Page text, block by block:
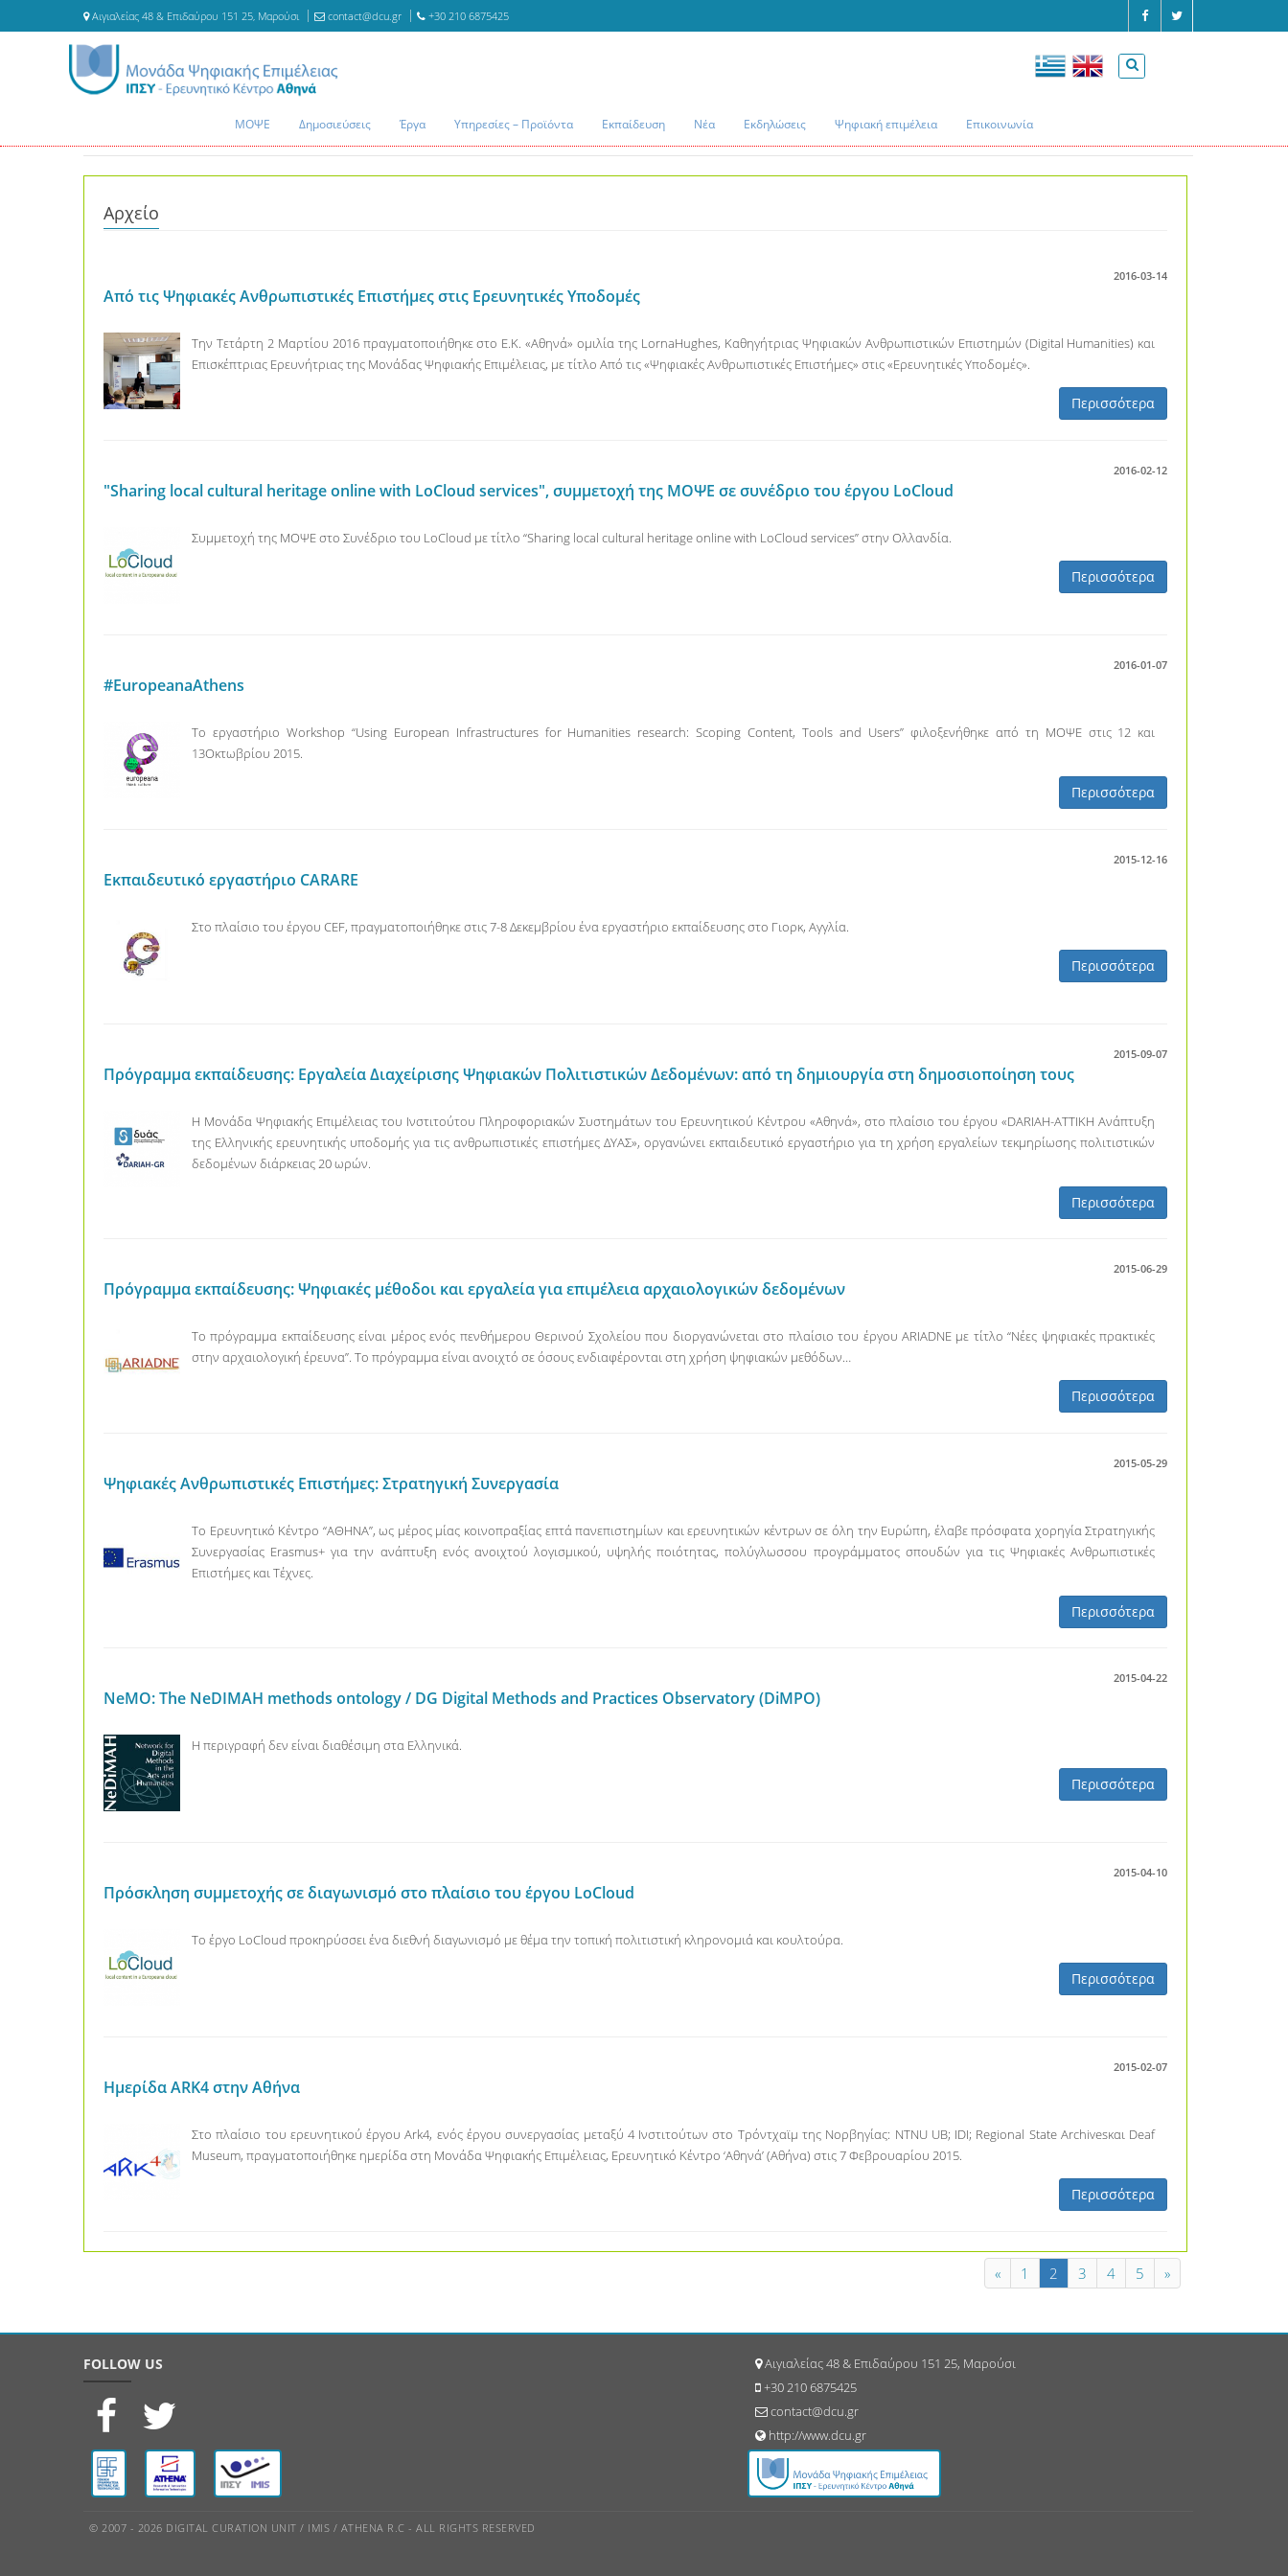
Αιγιαλείας 48 & Επιδαύρου 151 25, Μαρούσι contact@dcu.gr +30 210 6875425
ΜΟΨΕ Δημοσιεύσεις Έργα Υπηρεσίες – Προϊόντα Εκπαίδευση Νέα Εκδηλώσεις Ψηφιακή επιμέλεια Επικοινωνία
Αρχείο
2016-03-14
Από τις Ψηφιακές Ανθρωπιστικές Επιστήμες στις Ερευνητικές Υποδομές
Την Τετάρτη 2 Μαρτίου 2016 πραγματοποιήθηκε στο Ε.Κ. «Αθηνά» ομιλία της LornaHughes, Καθηγήτριας Ψηφιακών Ανθρωπιστικών Επιστημών (Digital Humanities) και
Επισκέπτριας Ερευνήτριας της Μονάδας Ψηφιακής Επιμέλειας, με τίτλο Από τις «Ψηφιακές Ανθρωπιστικές Επιστήμες» στις «Ερευνητικές Υποδομές».
Περισσότερα
2016-02-12
"Sharing local cultural heritage online with LoCloud services", συμμετοχή της ΜΟΨΕ σε συνέδριο του έργου LoCloud
Συμμετοχή της ΜΟΨΕ στο Συνέδριο του LoCloud με τίτλο “Sharing local cultural heritage online with LoCloud services” στην Ολλανδία.
Περισσότερα
2016-01-07
#EuropeanaAthens
Το εργαστήριο Workshop “Using European Infrastructures for Humanities research: Scoping Content, Tools and Users” φιλοξενήθηκε από τη ΜΟΨΕ στις 12 και
13Οκτωβρίου 2015.
Περισσότερα
2015-12-16
Εκπαιδευτικό εργαστήριο CARARE
Στο πλαίσιο του έργου CEF, πραγματοποιήθηκε στις 7-8 Δεκεμβρίου ένα εργαστήριο εκπαίδευσης στο Γιορκ, Αγγλία.
Περισσότερα
2015-09-07
Πρόγραμμα εκπαίδευσης: Εργαλεία Διαχείρισης Ψηφιακών Πολιτιστικών Δεδομένων: από τη δημιουργία στη δημοσιοποίηση τους
Η Μονάδα Ψηφιακής Επιμέλειας του Ινστιτούτου Πληροφοριακών Συστημάτων του Ερευνητικού Κέντρου «Αθηνά», στο πλαίσιο του έργου «DARIAH-ATTIKH Ανάπτυξη
της Ελληνικής ερευνητικής υποδομής για τις ανθρωπιστικές επιστήμες ΔΥΑΣ», οργανώνει εκπαιδευτικό εργαστήριο για τη χρήση εργαλείων τεκμηρίωσης πολιτιστικών
δεδομένων διάρκειας 20 ωρών.
Περισσότερα
2015-06-29
Πρόγραμμα εκπαίδευσης: Ψηφιακές μέθοδοι και εργαλεία για επιμέλεια αρχαιολογικών δεδομένων
Το πρόγραμμα εκπαίδευσης είναι μέρος ενός πενθήμερου Θερινού Σχολείου που διοργανώνεται στο πλαίσιο του έργου ARIADNE με τίτλο “Νέες ψηφιακές πρακτικές
στην αρχαιολογική έρευνα”. Το πρόγραμμα είναι ανοιχτό σε όσους ενδιαφέρονται στη χρήση ψηφιακών μεθόδων…
Περισσότερα
2015-05-29
Ψηφιακές Ανθρωπιστικές Επιστήμες: Στρατηγική Συνεργασία
Το Ερευνητικό Κέντρο “ΑΘΗΝΑ”, ως μέρος μίας κοινοπραξίας επτά πανεπιστημίων και ερευνητικών κέντρων σε όλη την Ευρώπη, έλαβε πρόσφατα χορηγία Στρατηγικής
Συνεργασίας Erasmus+ για την ανάπτυξη ενός ανοιχτού λογισμικού, υψηλής ποιότητας, πολύγλωσσου προγράμματος σπουδών για τις Ψηφιακές Ανθρωπιστικές
Επιστήμες και Τέχνες.
Περισσότερα
2015-04-22
NeMO: The NeDIMAH methods ontology / DG Digital Methods and Practices Observatory (DiMPO)
Η περιγραφή δεν είναι διαθέσιμη στα Ελληνικά.
Περισσότερα
2015-04-10
Πρόσκληση συμμετοχής σε διαγωνισμό στο πλαίσιο του έργου LoCloud
Το έργο LoCloud προκηρύσσει ένα διεθνή διαγωνισμό με θέμα την τοπική πολιτιστική κληρονομιά και κουλτούρα.
Περισσότερα
2015-02-07
Ημερίδα ARK4 στην Αθήνα
Στο πλαίσιο του ερευνητικού έργου Ark4, ενός έργου συνεργασίας μεταξύ 4 Ινστιτούτων στο Τρόντχαϊμ της Νορβηγίας: NTNU UB; IDI; Regional State Archivesκαι Deaf
Museum, πραγματοποιήθηκε ημερίδα στη Μονάδα Ψηφιακής Επιμέλειας, Ερευνητικό Κέντρο ‘Αθηνά’ (Αθήνα) στις 7 Φεβρουαρίου 2015.
Περισσότερα
« 1 2 3 4 5 »
FOLLOW US
Αιγιαλείας 48 & Επιδαύρου 151 25, Μαρούσι
+30 210 6875425
contact@dcu.gr
http://www.dcu.gr
© 2007 - 2026 DIGITAL CURATION UNIT / IMIS / ATHENA R.C - ALL RIGHTS RESERVED